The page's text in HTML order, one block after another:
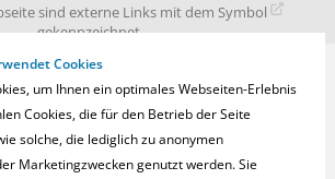
Cookies
um Ihnen ein optimales Webseiten-Erlebnis
Cookies, die für den Betrieb der Seite
solche, die lediglich zu anonymen
Marketingzwecken genutzt werden. Sie
sind externe Links mit dem Symbol
gekennzeichnet.